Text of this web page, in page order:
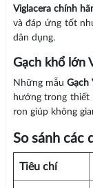
Viglacera chính
và đáp ứng tốt
dân dụng.
Gạch khổ lớn
Những mẫuGạch
hướng trong thiết
ron giúp không
So sánh các
Tiêu chí